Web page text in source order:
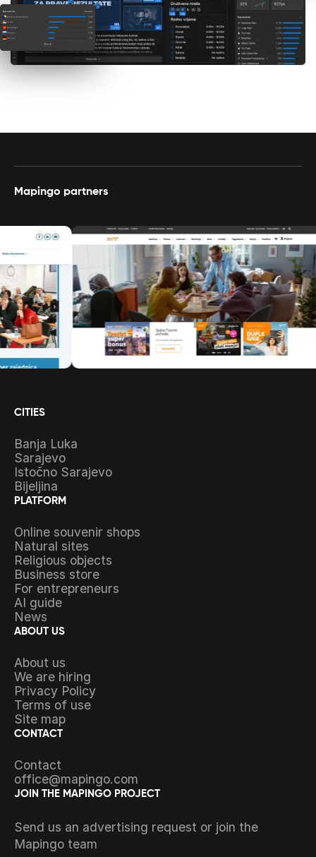
Mapingo partners
CITIES
Banja Luka
Sarajevo
Istočno Sarajevo
Bijeljina
PLATFORM
Online souvenir shops
Natural sites
Religious objects
Business store
For entrepreneurs
AI guide
News
ABOUT US
About us
We are hiring
Privacy Policy
Terms of use
Site map
CONTACT
Contact
office@mapingo.com
JOIN THE MAPINGO PROJECT
Send us an advertising request or join the
Mapingo team